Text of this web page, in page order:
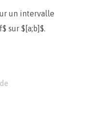
un intervalle
sur $[a;b]$.